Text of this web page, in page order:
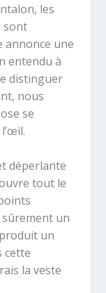
les
sont
annonce une
entendu à
distinguer
nous
se
déperlante
tout le
sûrement un
un
cette
la veste